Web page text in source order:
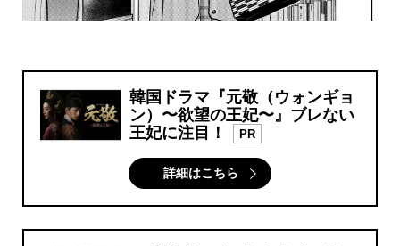
韓国ドラマ『元敬（ウォンギョ
ン）〜欲望の王妃〜』ブレない
王妃に注目！
PR
詳細はこちら